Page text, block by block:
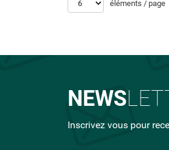
éléments / page
NEWS
Inscrivez vous pour